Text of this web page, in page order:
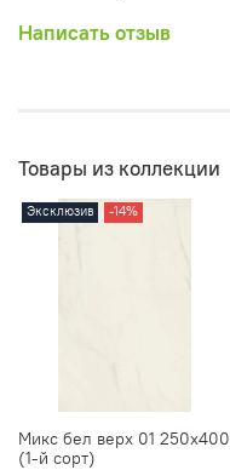
Написать отзыв
Товары из коллекции
Эксклюзив -14%
Микс бел верх 01 250х400
(1-й сорт)